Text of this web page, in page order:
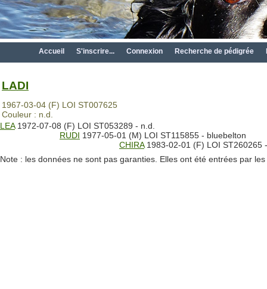
Accueil S'inscrire... Connexion Recherche de pédigrée
LADI
1967-03-04 (F) LOI ST007625
Couleur : n.d.
LEA1972-07-08 (F) LOI ST053289 - n.d.
RUDI 1977-05-01 (M) LOI ST115855 - bluebelton
CHIRA1983-02-01 (F) LOI ST260265
Note : les données ne sont pas garanties. Elles ont été entrées par